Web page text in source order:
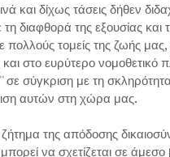
και δίχως τάσεις δήθεν
τη διαφθορά της εξουσίας
πολλούς τομείς της ζωής
στο ευρύτερο νομοθετικό
σύγκριση με τη
αυτών στη χώρα μας.
ζήτημα της απόδοσης
να σχετίζεται σε